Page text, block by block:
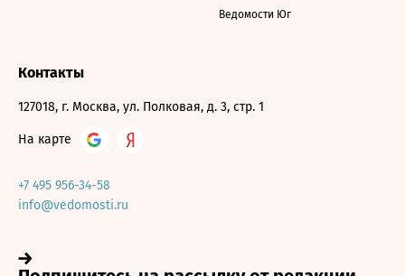
Ведомости Юг
Контакты
127018, г. Москва, ул. Полковая, д. 3, стр. 1
На карте
+7 495 956-34-58
info@vedomosti.ru